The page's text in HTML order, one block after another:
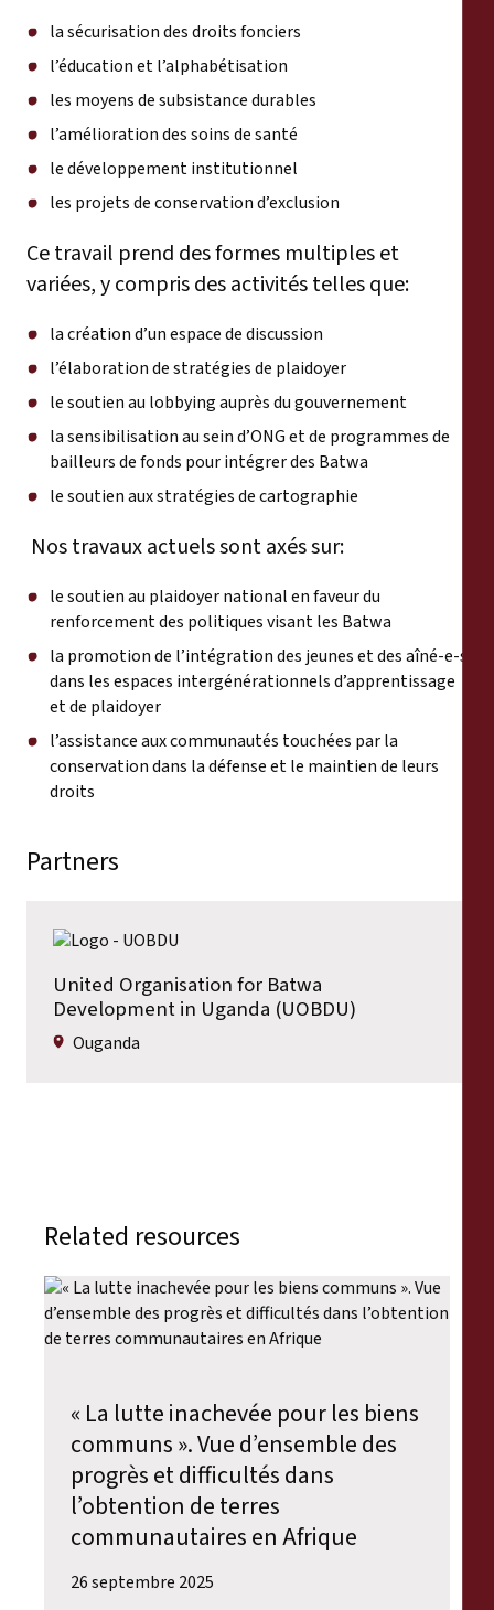
la sécurisation des droits fonciers
l’éducation et l’alphabétisation
les moyens de subsistance durables
l’amélioration des soins de santé
le développement institutionnel
les projets de conservation d’exclusion
Ce travail prend des formes multiples et
variées, y compris des activités telles que:
la création d’un espace de discussion
l’élaboration de stratégies de plaidoyer
le soutien au lobbying auprès du gouvernement
la sensibilisation au sein d’ONG et de programmes de
bailleurs de fonds pour intégrer des Batwa
le soutien aux stratégies de cartographie
Nos travaux actuels sont axés sur:
le soutien au plaidoyer national en faveur du
renforcement des politiques visant les Batwa
la promotion de l’intégration des jeunes et des aîné-e-s
dans les espaces intergénérationnels d’apprentissage
et de plaidoyer
l’assistance aux communautés touchées par la
conservation dans la défense et le maintien de leurs
droits
Partners
United Organisation for Batwa
Development in Uganda (UOBDU)
Ouganda
Related resources
« La lutte inachevée pour les biens
communs ». Vue d’ensemble des
progrès et difficultés dans
l’obtention de terres
communautaires en Afrique
26 septembre 2025